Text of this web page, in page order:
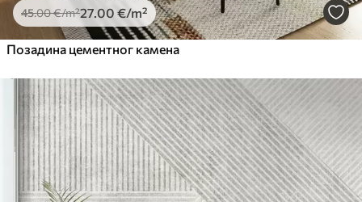
45.00€/m²27 .00 €/m²
Позадина цементног камена